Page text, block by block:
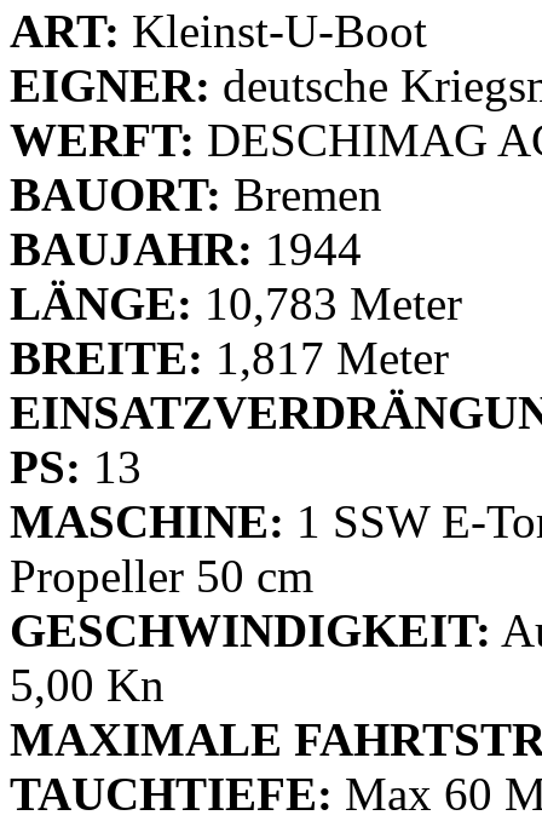
ART: Kleinst-U-Boot
EIGNER: deutsche
WERFT: DESCHIMAG
BAUORT: Bremen
BAUJAHR: 1944
LÄNGE: 10,783 Meter
BREITE: 1,817 Meter
PS: 13
MASCHINE: 1 SSW E-
Propeller 50 cm
GESCHWINDIGKEIT:
5,00 Kn
MAXIMALE
TAUCHTIEFE: Max 60